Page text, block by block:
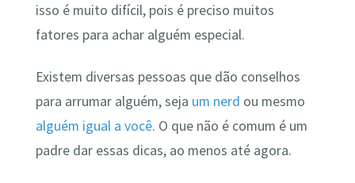
isso é muito difícil, pois é preciso muitos
fatores para achar alguém especial.
Existem diversas pessoas que dão conselhos
para arrumar alguém, seja um nerd ou mesmo
alguém igual a você. O que não é comum é um
padre dar essas dicas, ao menos até agora.